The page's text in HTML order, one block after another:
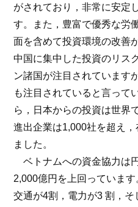
がされており，非常に安定
す。また，豊富で優秀な労
面を含めて投資環境の改善
中国に集中した投資のリス
ン諸国が注目されています
も注目されていると言って
ら，日本からの投資は世界
進出企業は1,000社を超え
ました。
ベトナムへの資金協力は
2,000億円を上回っていま
交通が4割，電力が3 割，